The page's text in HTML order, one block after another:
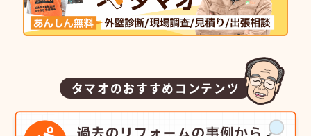
タマオのおすすめコンテンツ